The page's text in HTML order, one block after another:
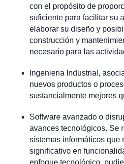
con el propósito de
suficiente para facilitar su
elaborar su diseño y
construcción y
necesario para las
Ingenieria Industrial,
nuevos productos o
sustancialmente mejores
Software avanzado o
avances tecnológicos. Se
sistemas informáticos que
significativo en